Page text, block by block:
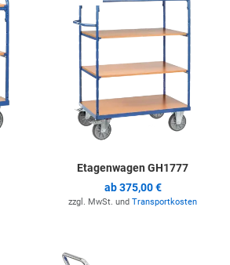
Etagenwagen GH1777
ab375,00 €
zzgl. MwSt. und Transportkosten
Zur Merkliste hinzufügen